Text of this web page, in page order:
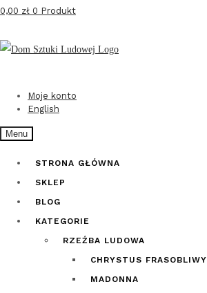
0,00 zł 0 Produkt
Przejdź
Przejdź
Moje konto
English
Menu
STRONA GŁÓWNA
SKLEP
BLOG
KATEGORIE
RZEŹBA LUDOWA
CHRYSTUS FRASOBLIWY
MADONNA